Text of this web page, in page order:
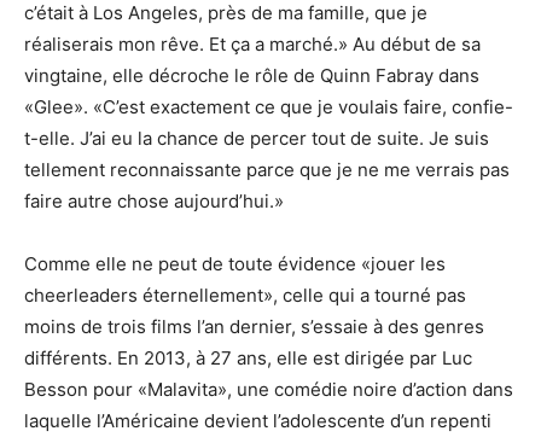
c’était à Los Angeles, près de ma famille, que je
réaliserais mon rêve. Et ça a marché.» Au début de sa
vingtaine, elle décroche le rôle de Quinn Fabray dans
«Glee». «C’est exactement ce que je voulais faire, confie-
t-elle. J’ai eu la chance de percer tout de suite. Je suis
tellement reconnaissante parce que je ne me verrais pas
faire autre chose aujourd’hui.»
Comme elle ne peut de toute évidence «jouer les
cheerleaders éternellement», celle qui a tourné pas
moins de trois films l’an dernier, s’essaie à des genres
différents. En 2013, à 27 ans, elle est dirigée par Luc
Besson pour «Malavita», une comédie noire d’action dans
laquelle l’Américaine devient l’adolescente d’un repenti